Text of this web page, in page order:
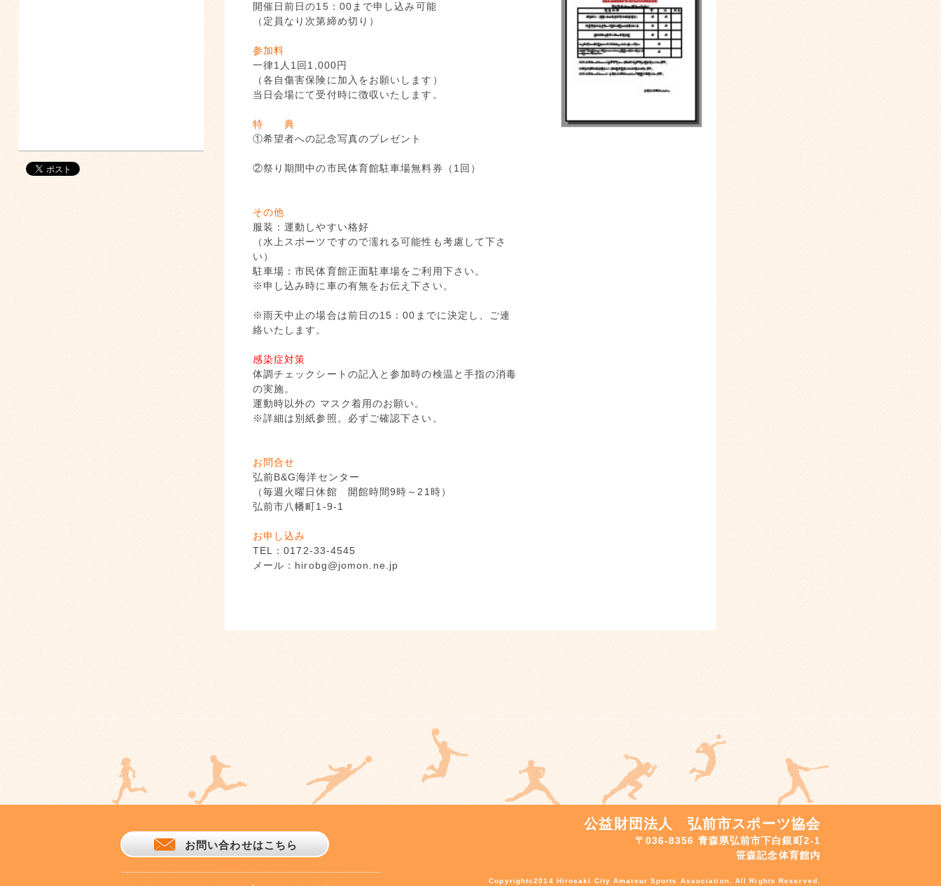
開催日前日の15：00まで申し込み可能
（定員なり次第締め切り）
参加料
一律1人1回1,000円
（各自傷害保険に加入をお願いします）
当日会場にて受付時に徴収いたします。
特 典
①希望者への記念写真のプレゼント
②祭り期間中の市民体育館駐車場無料券（1回）
その他
服装：運動しやすい格好
（水上スポーツですので濡れる可能性も考慮して下さ
い）
駐車場：市民体育館正面駐車場をご利用下さい。
※申し込み時に車の有無をお伝え下さい。
※雨天中止の場合は前日の15：00までに決定し、ご連
絡いたします。
感染症対策
体調チェックシートの記入と参加時の検温と手指の消毒
の実施。
運動時以外の マスク着用のお願い。
※詳細は別紙参照。必ずご確認下さい。
お問合せ
弘前B&G海洋センター
（毎週火曜日休館 開館時間9時～21時）
弘前市八幡町1-9-1
お申し込み
TEL：0172-33-4545
メール：hirobg@jomon.ne.jp
お問い合わせはこちら
公益財団法人 弘前市スポーツ協会
〒036-8356 青森県弘前市下白銀町2-1
笹森記念体育館内
Copyrightc2014 Hirosaki City Amateur Sports Association. All Rights Reserved.